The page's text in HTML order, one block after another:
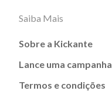
Saiba Mais
Sobre a Kickante
Lance uma campanha
Termos e condições